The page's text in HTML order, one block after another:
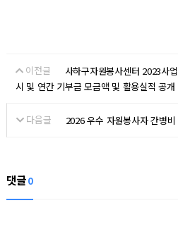
이전글
사하구자원봉사센터 2023사
시 및 연간 기부금 모금액 및 활용실적 공개
다음글 2026 우수 자원봉사자 간병비
댓글0